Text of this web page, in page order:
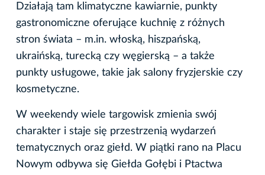
Działają tam klimatyczne kawiarnie, punkty
gastronomiczne oferujące kuchnię z różnych
stron świata – m.in. włoską, hiszpańską,
ukraińską, turecką czy węgierską – a także
punkty usługowe, takie jak salony fryzjerskie czy
kosmetyczne.
W weekendy wiele targowisk zmienia swój
charakter i staje się przestrzenią wydarzeń
tematycznych oraz giełd. W piątki rano na Placu
Nowym odbywa się Giełda Gołębi i Ptactwa